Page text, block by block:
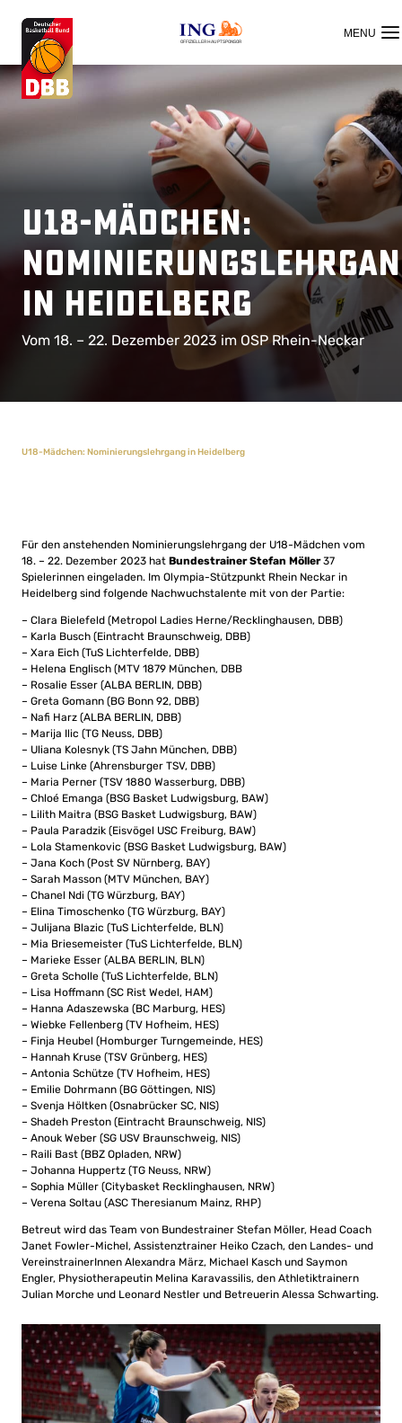
OFFIZIELLER HAUPTSPONSOR
U18-Mädchen:
in Heidelberg
Vom 18. – 22. Dezember 2023 im OSP Rhein-Neckar
U18-Mädchen: Nominierungslehrgang in Heidelberg
Für den anstehenden Nominierungslehrgang der U18-Mädchen vom
18. – 22. Dezember 2023 hat Bundestrainer Stefan Möller37
Spielerinnen eingeladen. Im Olympia-Stützpunkt Rhein Neckar in
Heidelberg sind folgende Nachwuchstalente mit von der Partie:
– Clara Bielefeld (Metropol Ladies Herne/Recklinghausen, DBB)
– Karla Busch (Eintracht Braunschweig, DBB)
– Xara Eich (TuS Lichterfelde, DBB)
– Helena Englisch (MTV 1879 München, DBB
– Rosalie Esser (ALBA BERLIN, DBB)
– Greta Gomann (BG Bonn 92, DBB)
– Nafi Harz (ALBA BERLIN, DBB)
– Marija Ilic (TG Neuss, DBB)
– Uliana Kolesnyk (TS Jahn München, DBB)
– Luise Linke (Ahrensburger TSV, DBB)
– Maria Perner (TSV 1880 Wasserburg, DBB)
– Chloé Emanga (BSG Basket Ludwigsburg, BAW)
– Lilith Maitra (BSG Basket Ludwigsburg, BAW)
– Paula Paradzik (Eisvögel USC Freiburg, BAW)
– Lola Stamenkovic (BSG Basket Ludwigsburg, BAW)
– Jana Koch (Post SV Nürnberg, BAY)
– Sarah Masson (MTV München, BAY)
– Chanel Ndi (TG Würzburg, BAY)
– Elina Timoschenko (TG Würzburg, BAY)
– Julijana Blazic (TuS Lichterfelde, BLN)
– Mia Briesemeister (TuS Lichterfelde, BLN)
– Marieke Esser (ALBA BERLIN, BLN)
– Greta Scholle (TuS Lichterfelde, BLN)
– Lisa Hoffmann (SC Rist Wedel, HAM)
– Hanna Adaszewska (BC Marburg, HES)
– Wiebke Fellenberg (TV Hofheim, HES)
– Finja Heubel (Homburger Turngemeinde, HES)
– Hannah Kruse (TSV Grünberg, HES)
– Antonia Schütze (TV Hofheim, HES)
– Emilie Dohrmann (BG Göttingen, NIS)
– Svenja Höltken (Osnabrücker SC, NIS)
– Shadeh Preston (Eintracht Braunschweig, NIS)
– Anouk Weber (SG USV Braunschweig, NIS)
– Raili Bast (BBZ Opladen, NRW)
– Johanna Huppertz (TG Neuss, NRW)
– Sophia Müller (Citybasket Recklinghausen, NRW)
– Verena Soltau (ASC Theresianum Mainz, RHP)
Betreut wird das Team von Bundestrainer Stefan Möller, Head Coach
Janet Fowler-Michel, Assistenztrainer Heiko Czach, den Landes- und
VereinstrainerInnen Alexandra März, Michael Kasch und Saymon
Engler, Physiotherapeutin Melina Karavassilis, den Athletiktrainern
Julian Morche und Leonard Nestler und Betreuerin Alessa Schwarting.